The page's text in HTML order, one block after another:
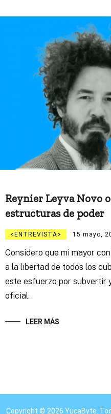
Reynier Leyva Novo
estructuras de poder
ENTREVISTA 15 mayo,
Considero que mi mayor
a la libertad de todos los
este esfuerzo por subvertir
oficial.
LEER MÁS
Copyright © 2026 YucaByte .